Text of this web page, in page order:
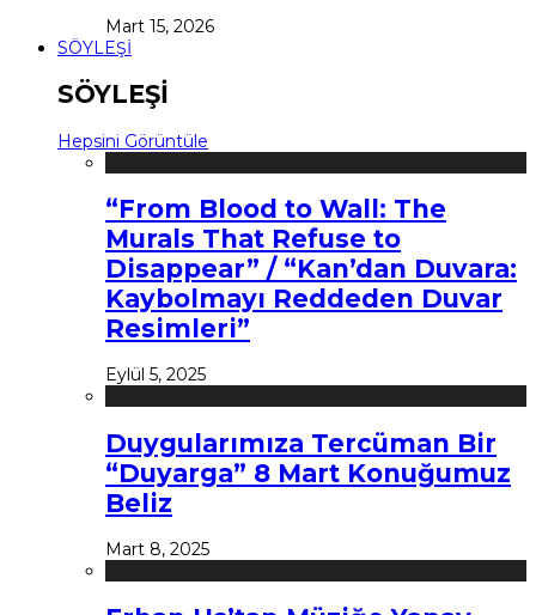
Mart 15, 2026
SÖYLEŞİ
SÖYLEŞİ
Hepsini Görüntüle
“From Blood to Wall: The
Murals That Refuse to
Disappear” / “Kan’dan Duvara:
Kaybolmayı Reddeden Duvar
Resimleri”
Eylül 5, 2025
Duygularımıza Tercüman Bir
“Duyarga” 8 Mart Konuğumuz
Beliz
Mart 8, 2025